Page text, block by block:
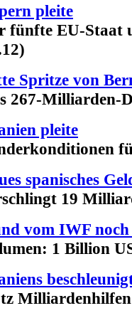
pleite
EU-Staat
Spritze von
Milliarden-
pleite
spanisches
19
vom IWF
1 Billion